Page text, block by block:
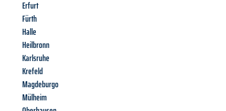
Erfurt
Fürth
Halle
Heilbronn
Karlsruhe
Krefeld
Magdeburgo
Mülheim